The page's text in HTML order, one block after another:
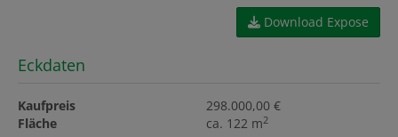
Download Expose
Eckdaten
Kaufpreis
298.000,00 €
Fläche
ca. 122 m2